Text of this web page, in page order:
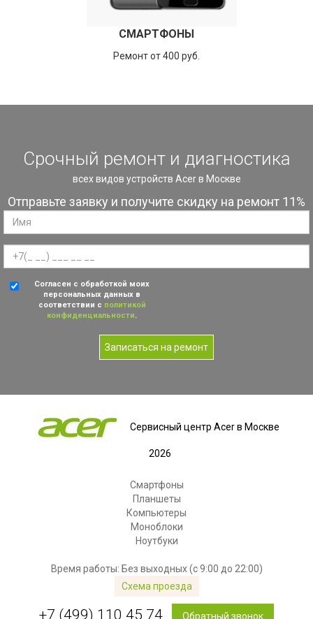
СМАРТФОНЫ
Ремонт от 400 руб.
Срочный ремонт и диагностика
всех видов устройств Acer в Москве
Отправьте заявку и получите скидку на ремонт 11%
Согласен с обработкой моих
персональных данных в
соответствии с политикой
конфиденциальности.
Записаться на ремонт
Сервисный центр Acer в Москве
2026
Смартфоны
Планшеты
Компьютеры
Моноблоки
Ноутбуки
Время работы: Без выходных (с 9:00 до 22:00)
Схема проезда
+7 (499) 110 45 74 Обратный звонок